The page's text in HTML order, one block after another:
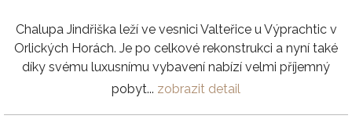
Chalupa Jindřiška leží ve vesnici Valteřice u Výprachtic v
Orlických Horách. Je po celkové rekonstrukci a nyní také
díky svému luxusnímu vybavení nabízí velmi příjemný
pobyt... zobrazit detail